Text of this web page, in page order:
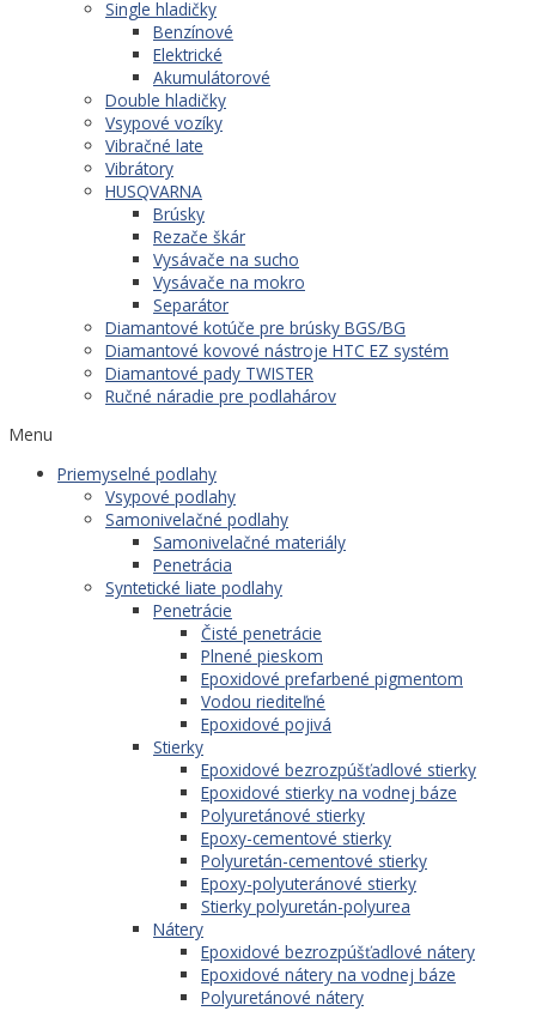
Single hladičky
Benzínové
Elektrické
Akumulátorové
Double hladičky
Vsypové vozíky
Vibračné late
Vibrátory
HUSQVARNA
Brúsky
Rezače škár
Vysávače na sucho
Vysávače na mokro
Separátor
Diamantové kotúče pre brúsky BGS/BG
Diamantové kovové nástroje HTC EZ systém
Diamantové pady TWISTER
Ručné náradie pre podlahárov
Menu
Priemyselné podlahy
Vsypové podlahy
Samonivelačné podlahy
Samonivelačné materiály
Penetrácia
Syntetické liate podlahy
Penetrácie
Čisté penetrácie
Plnené pieskom
Epoxidové prefarbené pigmentom
Vodou riediteľné
Epoxidové pojivá
Stierky
Epoxidové bezrozpúšťadlové stierky
Epoxidové stierky na vodnej báze
Polyuretánové stierky
Epoxy-cementové stierky
Polyuretán-cementové stierky
Epoxy-polyuteránové stierky
Stierky polyuretán-polyurea
Nátery
Epoxidové bezrozpúšťadlové nátery
Epoxidové nátery na vodnej báze
Polyuretánové nátery